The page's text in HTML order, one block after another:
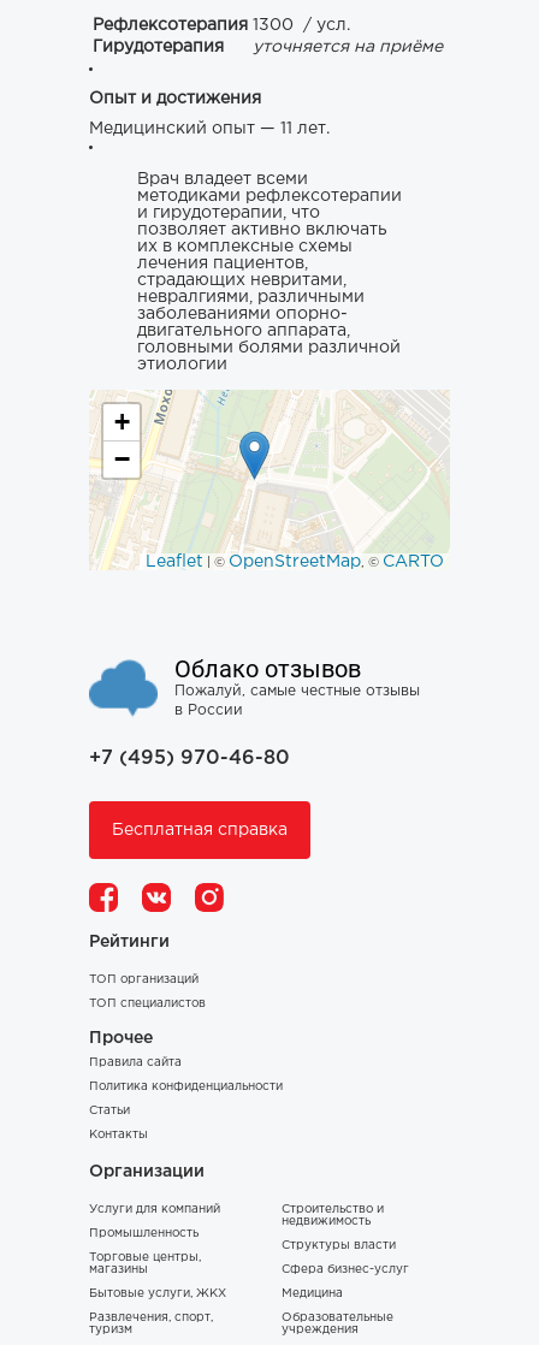
Рефлексотерапия 1300
/ усл.
Гирудотерапия
уточняется на приёме
Опыт и достижения
Медицинский опыт — 11 лет.
Врач владеет всеми
методиками рефлексотерапии
и гирудотерапии, что
позволяет активно включать
их в комплексные схемы
лечения пациентов,
страдающих невритами,
невралгиями, различными
заболеваниями опорно-
двигательного аппарата,
головными болями различной
этиологии
+
−
Leaflet | © OpenStreetMap, © CARTO
Облако отзывов
Пожалуй, самые честные отзывы
в России
+7 (495) 970-46-80
Бесплатная справка
Рейтинги
ТОП организаций
ТОП специалистов
Прочее
Правила сайта
Политика конфиденциальности
Статьи
Контакты
Организации
Услуги для компаний
Промышленность
Торговые центры,
магазины
Бытовые услуги, ЖКХ
Развлечения, спорт,
туризм
Строительство и
недвижимость
Структуры власти
Сфера бизнес-услуг
Медицина
Образовательные
учреждения